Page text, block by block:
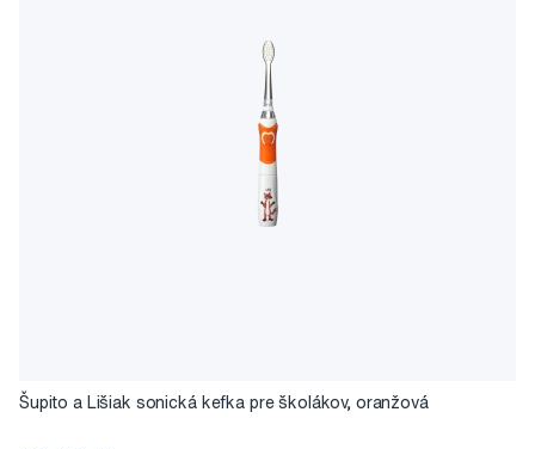
Šupito a Lišiak sonická kefka pre školákov, oranžová